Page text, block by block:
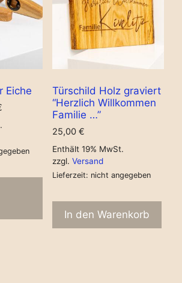
Eiche
Türschild Holz graviert
“Herzlich Willkommen
Familie …”
25,00 €
Enthält 19% MwSt.
zzgl. Versand
Lieferzeit: nicht angegeben
In den Warenkorb